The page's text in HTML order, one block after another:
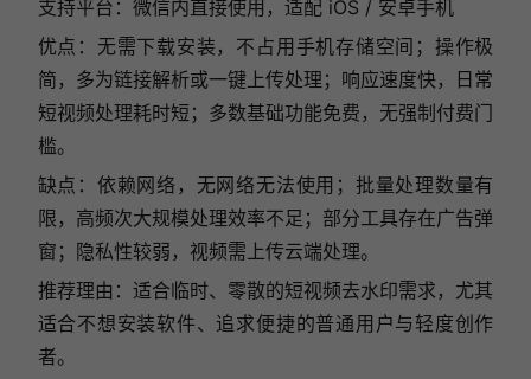
支持平台：微信内直接使用，适配 iOS / 安卓手机
优点：无需下载安装，不占用手机存储空间；操作极
简，多为链接解析或一键上传处理；响应速度快，日常
短视频处理耗时短；多数基础功能免费，无强制付费门
槛。
缺点：依赖网络，无网络无法使用；批量处理数量有
限，高频次大规模处理效率不足；部分工具存在广告弹
窗；隐私性较弱，视频需上传云端处理。
推荐理由：适合临时、零散的短视频去水印需求，尤其
适合不想安装软件、追求便捷的普通用户与轻度创作
者。